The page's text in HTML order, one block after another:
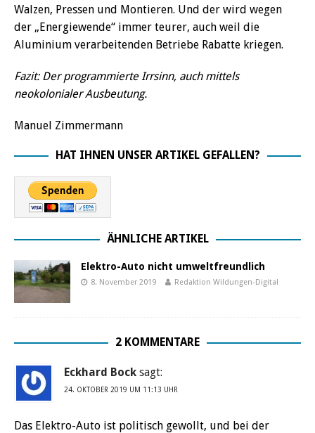
Walzen, Pressen und Montieren. Und der wird wegen
der „Energiewende“ immer teurer, auch weil die
Aluminium verarbeitenden Betriebe Rabatte kriegen.
Fazit: Der programmierte Irrsinn, auch mittels
neokolonialer Ausbeutung.
Manuel Zimmermann
HAT IHNEN UNSER ARTIKEL GEFALLEN?
ÄHNLICHE ARTIKEL
Elektro-Auto nicht umweltfreundlich
8. November 2019 Redaktion Wildungen-Digital
2 KOMMENTARE
Eckhard Bock sagt:
24. OKTOBER 2019 UM 11:13 UHR
Das Elektro-Auto ist politisch gewollt, und bei der